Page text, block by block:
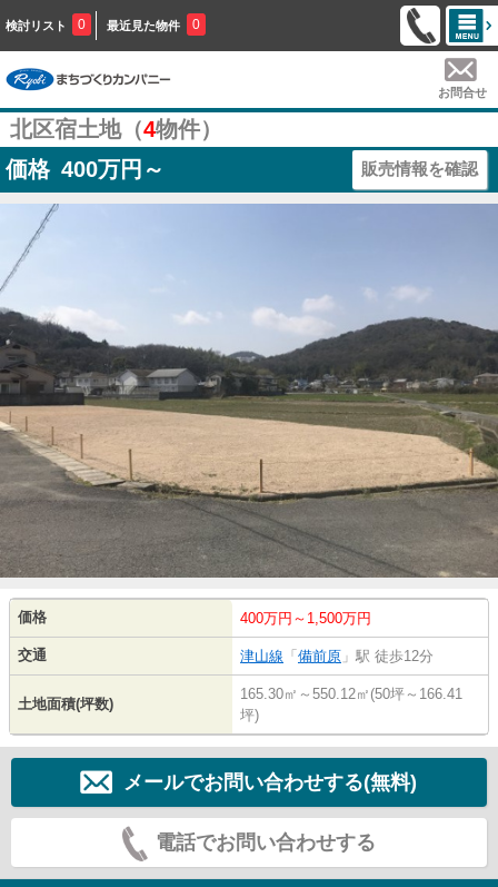
検討リスト 0 最近見た物件 0
お問合せ
北区宿土地（4物件）
価格 400万円～ 販売情報を確認
価格 400万円～1,500万円
交通 津山線 「備前原 」駅 徒歩12分
土地面積(坪数)
165.30㎡～550.12㎡(50坪～166.41
坪)
メールでお問い合わせする(無料)
電話でお問い合わせする